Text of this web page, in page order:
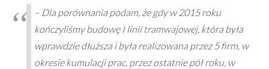
– Dla porównania podam, że gdy w 2015 roku
kończyliśmy budowę I linii tramwajowej, która była
wprawdzie dłuższa i była realizowana przez 5 firm, w
okresie kumulacji prac, przez ostatnie pół roku, w